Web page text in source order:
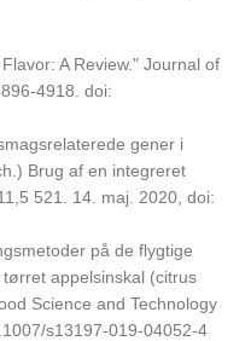
A Review." Journal of
4918. doi:
gener i
Brug af en integreret
521. 14. maj. 2020, doi:
på de flygtige
appelsinskal (citrus
Science and Technology
s13197-019-04052-4